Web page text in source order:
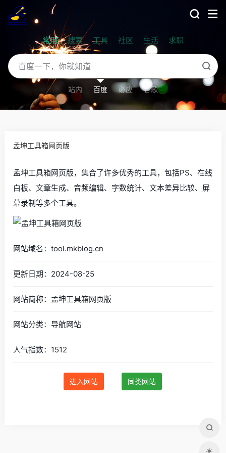
常用 搜索 工具 社区 生活 求职
站内 百度 必应 谷歌
孟坤工具箱网页版
孟坤工具箱网页版，集合了许多优秀的工具，包括PS、在线
白板、文章生成、音频编辑、字数统计、文本差异比较、屏
幕录制等多个工具。
网站域名：tool.mkblog.cn
更新日期：2024-08-25
网站简称：孟坤工具箱网页版
网站分类：导航网站
人气指数：1512
进入网站 同类网站